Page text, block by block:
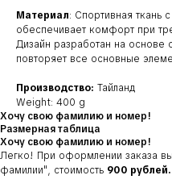
Материал: Спортивная ткань
обеспечивает комфорт при
Дизайн разработан на основе
повторяет все основные
Производство: Тайланд
Weight: 400 g
Хочу свою фамилию и номер!
Размерная таблица
Хочу свою фамилию и номер!
Легко! При оформлении заказа
фамилии", стоимость 900 рублей.